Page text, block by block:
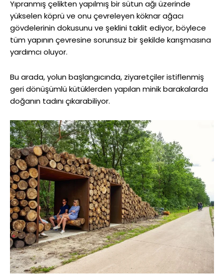
Yıpranmış çelikten yapılmış bir sütun ağı üzerinde
yükselen köprü ve onu çevreleyen köknar ağacı
gövdelerinin dokusunu ve şeklini taklit ediyor, böylece
tüm yapının çevresine sorunsuz bir şekilde karışmasına
yardımcı oluyor.
Bu arada, yolun başlangıcında, ziyaretçiler istiflenmiş
geri dönüşümlü kütüklerden yapılan minik barakalarda
doğanın tadını çıkarabiliyor.